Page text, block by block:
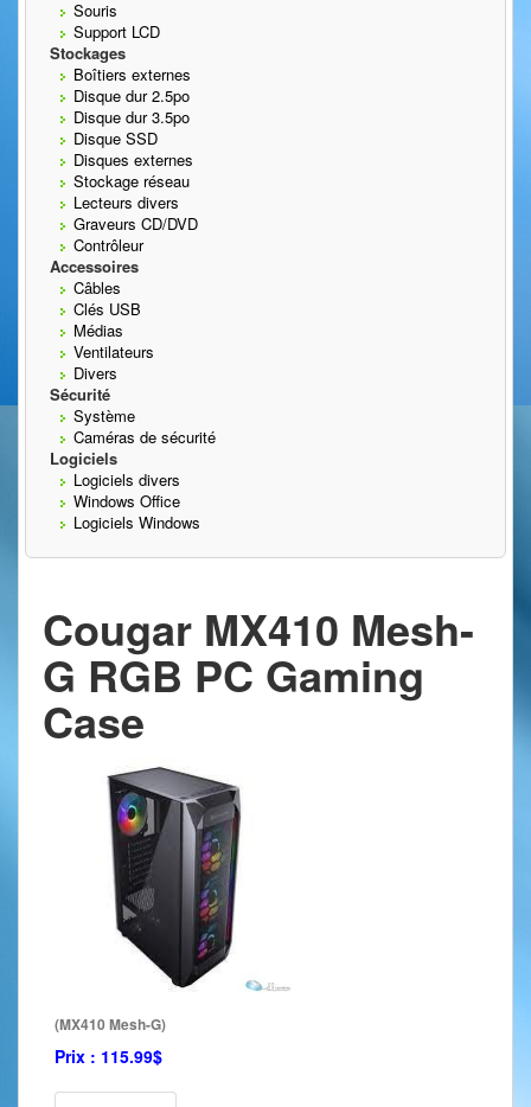
Souris
Support LCD
Stockages
Boîtiers externes
Disque dur 2.5po
Disque dur 3.5po
Disque SSD
Disques externes
Stockage réseau
Lecteurs divers
Graveurs CD/DVD
Contrôleur
Accessoires
Câbles
Clés USB
Médias
Ventilateurs
Divers
Sécurité
Système
Caméras de sécurité
Logiciels
Logiciels divers
Windows Office
Logiciels Windows
Cougar MX410 Mesh-
G RGB PC Gaming
Case
(MX410 Mesh-G)
Prix : 115.99$